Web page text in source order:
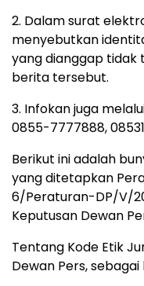
2. Dalam surat
menyebutkan
yang dianggap
berita tersebut.
3. Infokan juga
0855-7777888,
Berikut ini adalah
yang ditetapkan
6/Peraturan-DP/V/
Keputusan Dewan
Tentang Kode Etik
Dewan Pers, sebagai